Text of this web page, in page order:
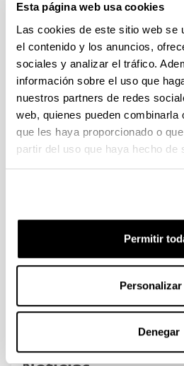
Esta página web usa cookies
Las cookies de este sitio web se
el contenido y los anuncios,
sociales y analizar el tráfico.
información sobre el uso que
nuestros partners de redes
web, quienes pueden combinarla
que les haya proporcionado o
partir del uso que haya hecho de
Permitir
Personalizar
Denegar
admitidas que pasan a la fase de
PIFG22/33: “Fotónica cuántica en
microestructuradas”,
Plazo de presentación cerrado: 19/
29/12/2022 Se ha publicado la
Convocatoria de ayudas para
la formación de doctores:
solicitudes finaliza el 26/01/2023 a
Plazo de presentación cerrado: 05/
16/12/2022- Se ha publicado la
1 ... 54 55